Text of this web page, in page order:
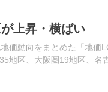
上昇・横ばい
価動向をまとめた「地価
地区、大阪圏19地区、名